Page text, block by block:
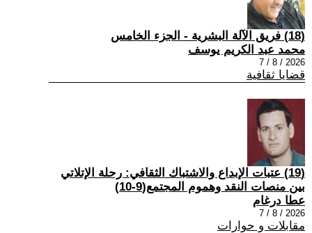
(18) فريق الآلة البشرية - الجزء الخامس
محمد عبد الكريم يوسف
2026 / 8 / 7
قضايا ثقافية
(19) عتبات الإبداع والاشتباك الثقافي: رحلة الإتلاتي
بين منصات النقد وهموم المجتمع(9-10)
عطا درغام
2026 / 8 / 7
مقابلات و حوارات